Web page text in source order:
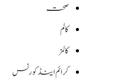
صحت
کالم
کالمز
کرائم اینڈ کورٹس